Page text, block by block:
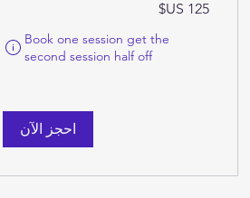
دولار
Book one session get the
second session half off
احجز الآن